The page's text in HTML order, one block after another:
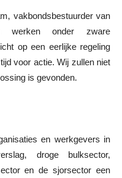
vakbondsbestuurder van
werken onder zware
op een eerlijke regeling
voor actie. Wij zullen niet
is gevonden.
en werkgevers in
droge bulksector,
en de sjorsector een